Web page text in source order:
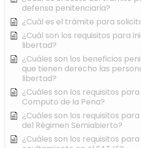
defensa penitenciaria?
¿Cuál es el trámite para
¿Cuál son los requisitos para
libertad?
¿Cuáles son los beneficios
que tienen derecho las
libertad?
¿Cuáles son los requisitos
Computo de la Pena?
¿Cuáles son los requisitos
del Régimen Semiabierto?
¿Cuáles son los requisitos